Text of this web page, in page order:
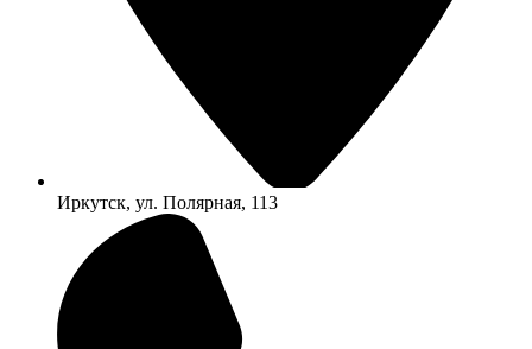
Иркутск, ул. Полярная, 113